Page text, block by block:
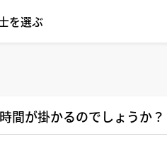
を選ぶ
間が掛かるのでしょうか？